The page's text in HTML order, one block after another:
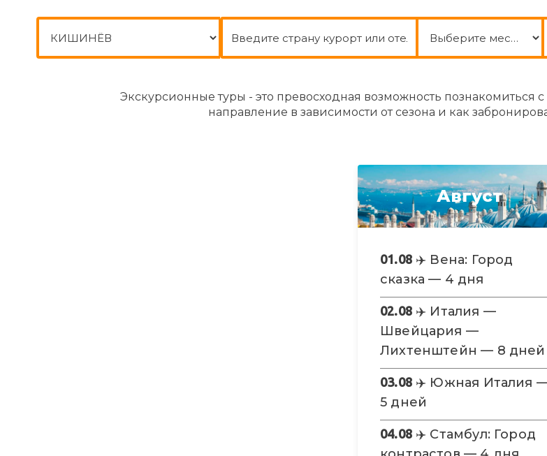
Экскурсионные туры - это превосходная возможность познакомиться
направление в зависимости от сезона и как
Август
01.08✈️ Вена: Город
сказка — 4 дня
02.08✈️ Италия —
Швейцария —
Лихтенштейн — 8 дней
03.08✈️ Южная Италия
5 дней
04.08✈️ Стамбул: Город